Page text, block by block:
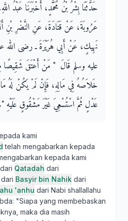
حَدَّثَنَا بِشْرُ بْنُ مُحَمَّدٍ، أَخْبَرَنَا عَبْدُ
عَرُوبَةَ، عَنْ قَتَادَةَ، عَنِ النَّضْرِ بْنِ
نَهِيكٍ، عَنْ أَبِي هُرَيْرَةَ ـ رضى الله
عليه وسلم قَالَ ‏ "‏ مَنْ أَعْتَقَ شَقِيصًا
خَلاَصُهُ فِي مَالِهِ، فَإِنْ لَمْ يَكُنْ لَهُ
عَدْلٍ ثُمَّ اسْتُسْعِيَ غَيْرَ مَشْقُوقٍ عَلَيْهِ
kami
telah mengabarkan kepada
kepada kami
dari Qatadah dari
dari Basyir bin Nahik dari
'anhu dari Nabi shallallahu
"Siapa yang membebaskan
maka dia masih